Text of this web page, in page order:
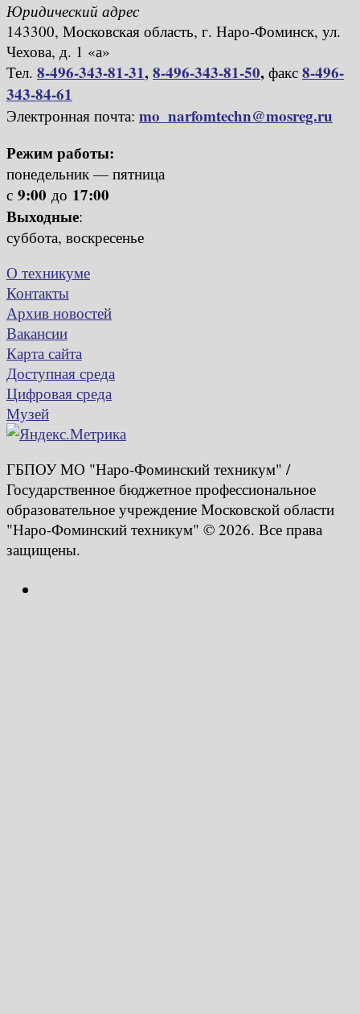
Юридический адрес
143300, Московская область, г. Наро-Фоминск, ул.
Чехова, д. 1 «а»
Тел. 8-496-343-81-31,8-496-343-81-50, факс 8-496-
343-84-61
Электронная почта: mo_narfomtechn@mosreg.ru
Режим работы:
понедельник — пятница
с 9:00 до 17:00
Выходные:
суббота, воскресенье
О техникуме
Контакты
Архив новостей
Вакансии
Карта сайта
Доступная среда
Цифровая среда
Музей
ГБПОУ МО "Наро-Фоминский техникум" /
Государственное бюджетное профессиональное
образовательное учреждение Московской области
"Наро-Фоминский техникум" © 2026. Все права
защищены.